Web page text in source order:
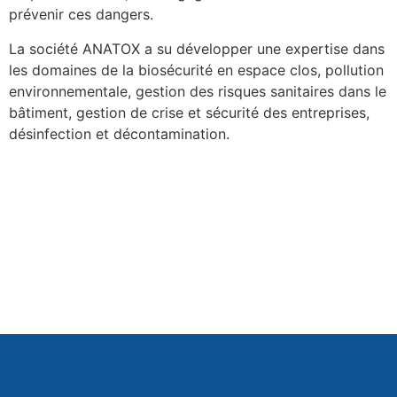
prévenir ces dangers.
La société ANATOX a su développer une expertise dans
les domaines de la biosécurité en espace clos, pollution
environnementale, gestion des risques sanitaires dans le
bâtiment, gestion de crise et sécurité des entreprises,
désinfection et décontamination.